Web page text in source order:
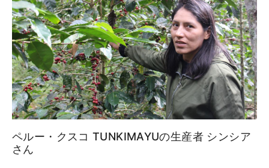
ペルー・クスコ TUNKIMAYUの生産者 シンシア
さん